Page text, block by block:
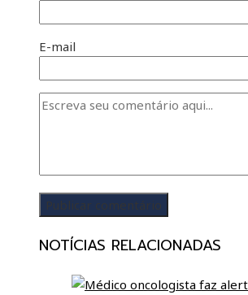
E-mail
NOTÍCIAS RELACIONADAS